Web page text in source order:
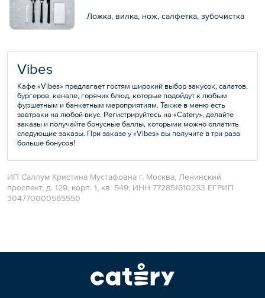
Ложка, вилка, нож, салфетка, зубочистка
Vibes
Кафе «Vibes» предлагает гостям широкий выбор закусок, салатов,
бургеров, канапе, горячих блюд, которые подойдут к любым
фуршетным и банкетным мероприятиям. Также в меню есть
завтраки на любой вкус. Регистрируйтесь на «Catery», делайте
заказы и получайте бонусные баллы, которыми можно оплатить
следующие заказы. При заказе у «Vibes» вы получите в три раза
больше бонусов!
ИП Саллум Кристина Мустафовна г. Москва, Ленинский
проспект, д. 129, корп. 1, кв. 549; ИНН 772851610233 ЕГРИП
304770000565550